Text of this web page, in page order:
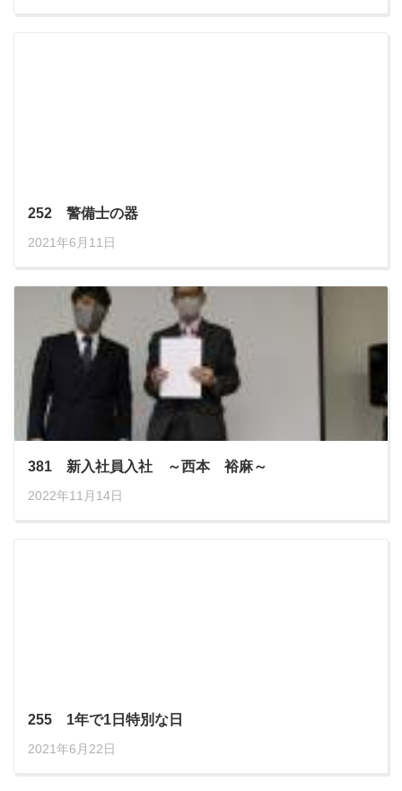
252 警備士の器
2021年6月11日
381 新入社員入社 ～西本 裕麻～
2022年11月14日
255 1年で1日特別な日
2021年6月22日